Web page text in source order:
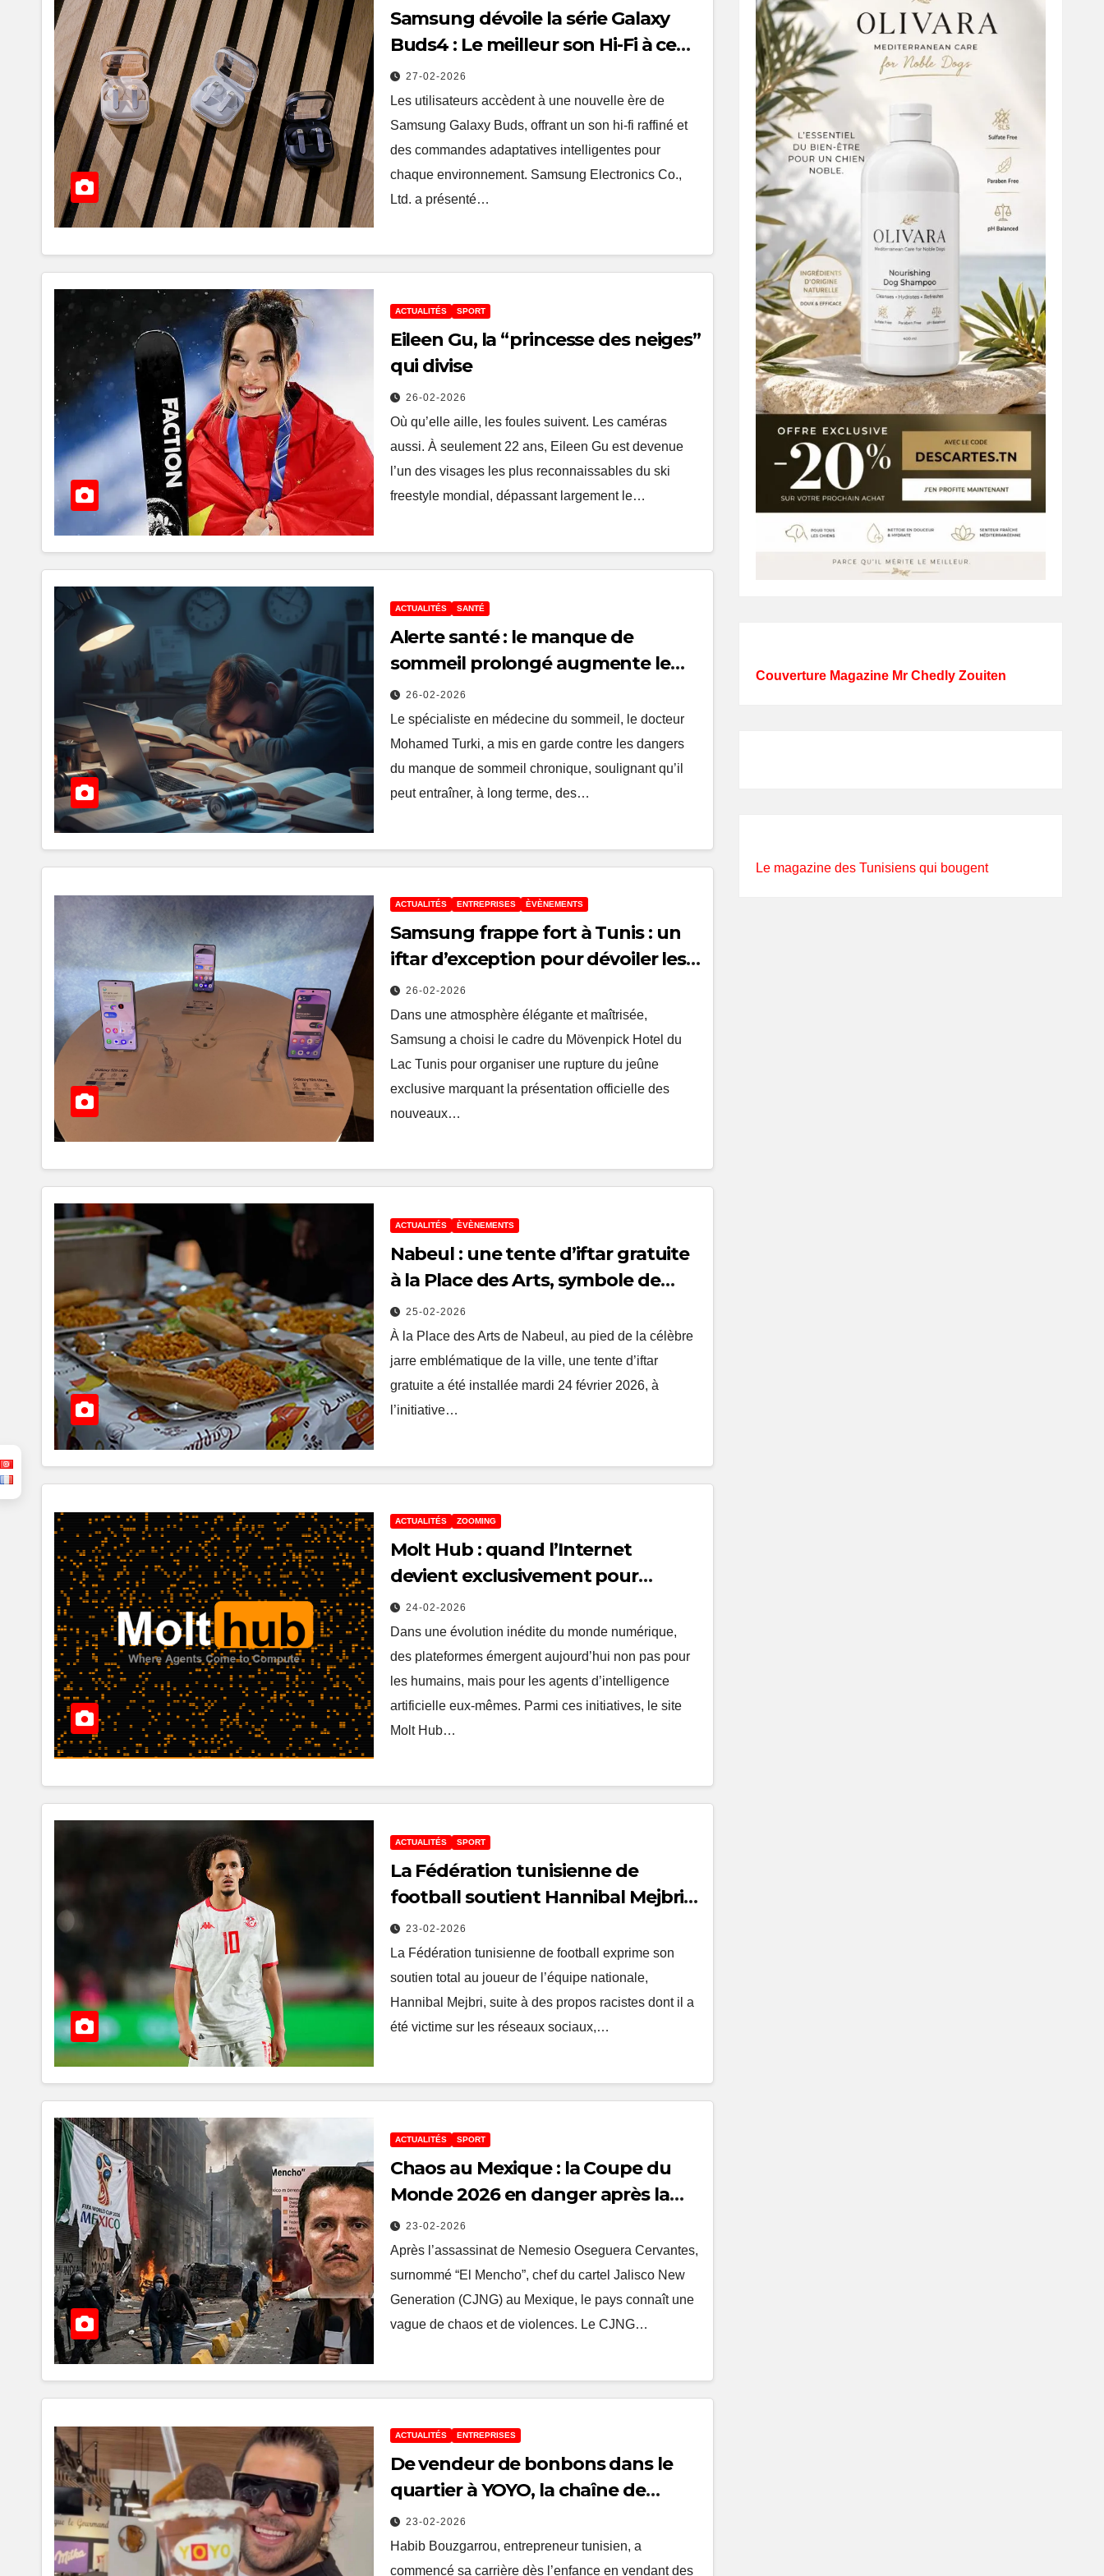
Samsung dévoile la série Galaxy
Buds4 : Le meilleur son Hi-Fi à ce
jour, avec un confort et une tenue
améliorée
27-02-2026
Les utilisateurs accèdent à une nouvelle ère de
Samsung Galaxy Buds, offrant un son hi-fi raffiné et
des commandes adaptatives intelligentes pour
chaque environnement. Samsung Electronics Co.,
Ltd. a présenté…
ACTUALITÉS SPORT
Eileen Gu, la “princesse des neiges”
qui divise
26-02-2026
Où qu’elle aille, les foules suivent. Les caméras
aussi. À seulement 22 ans, Eileen Gu est devenue
l’un des visages les plus reconnaissables du ski
freestyle mondial, dépassant largement le…
ACTUALITÉS SANTÉ
Alerte santé : le manque de
sommeil prolongé augmente le
risque de cancer, d’obésité et de
maladies cardiaques
26-02-2026
Le spécialiste en médecine du sommeil, le docteur
Mohamed Turki, a mis en garde contre les dangers
du manque de sommeil chronique, soulignant qu’il
peut entraîner, à long terme, des…
ACTUALITÉS ENTREPRISES ÈVÈNEMENTS
Samsung frappe fort à Tunis : un
iftar d’exception pour dévoiler les
Galaxy S26 et S26 Ultra
26-02-2026
Dans une atmosphère élégante et maîtrisée,
Samsung a choisi le cadre du Mövenpick Hotel du
Lac Tunis pour organiser une rupture du jeûne
exclusive marquant la présentation officielle des
nouveaux…
ACTUALITÉS ÈVÈNEMENTS
Nabeul : une tente d’iftar gratuite
à la Place des Arts, symbole de
solidarité pendant le Ramadan
25-02-2026
À la Place des Arts de Nabeul, au pied de la célèbre
jarre emblématique de la ville, une tente d’iftar
gratuite a été installée mardi 24 février 2026, à
l’initiative…
ACTUALITÉS ZOOMING
Molt Hub : quand l’Internet
devient exclusivement pour
l’intelligence artificielle
24-02-2026
Dans une évolution inédite du monde numérique,
des plateformes émergent aujourd’hui non pas pour
les humains, mais pour les agents d’intelligence
artificielle eux-mêmes. Parmi ces initiatives, le site
Molt Hub…
ACTUALITÉS SPORT
La Fédération tunisienne de
football soutient Hannibal Mejbri
après des insultes racistes
23-02-2026
La Fédération tunisienne de football exprime son
soutien total au joueur de l’équipe nationale,
Hannibal Mejbri, suite à des propos racistes dont il a
été victime sur les réseaux sociaux,…
ACTUALITÉS SPORT
Chaos au Mexique : la Coupe du
Monde 2026 en danger après la
mort d’El Mencho
23-02-2026
Après l’assassinat de Nemesio Oseguera Cervantes,
surnommé “El Mencho”, chef du cartel Jalisco New
Generation (CJNG) au Mexique, le pays connaît une
vague de chaos et de violences. Le CJNG…
ACTUALITÉS ENTREPRISES
De vendeur de bonbons dans le
quartier à YOYO, la chaîne de
desserts la plus célèbre en Tunisie
23-02-2026
Habib Bouzgarrou, entrepreneur tunisien, a
commencé sa carrière dès l’enfance en vendant des
Couverture Magazine Mr Chedly Zouiten
Le magazine des Tunisiens qui bougent